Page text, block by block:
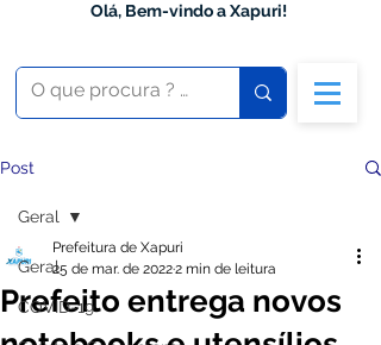
Olá, Bem-vindo a Xapuri!
Post
Geral
COVID-19
Geral
Prefeito entrega novos
Prefeitura de Xapuri
25 de mar. de 20222 min de leitura